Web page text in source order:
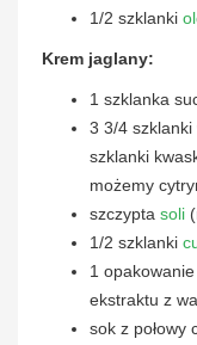
1/2 szklanki
Krem jaglany:
1 szklanka
3 3/4
szklanki
możemy
szczypta soli
1/2 szklanki
1 opakowanie
ekstraktu z
sok z połowy